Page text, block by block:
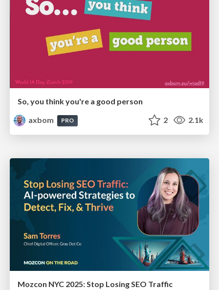
So, you think you're a good person
axbom
PRO 2 2.1k
Mozcon NYC 2025: Stop Losing SEO Traffic